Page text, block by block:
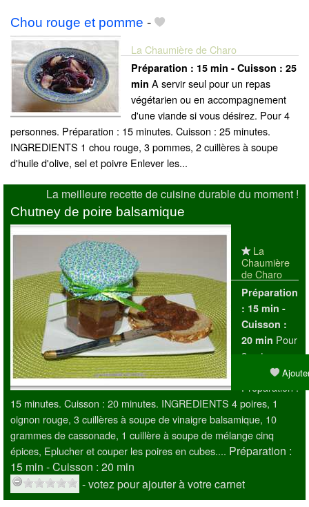
Chou rouge et pomme -
La Chaumière de Charo
Préparation : 15 min - Cuisson : 25
min A servir seul pour un repas
végétarien ou en accompagnement
d'une viande si vous désirez. Pour 4
personnes. Préparation : 15 minutes. Cuisson : 25 minutes.
INGREDIENTS 1 chou rouge, 3 pommes, 2 cuillères à soupe
d'huile d'olive, sel et poivre Enlever les...
La meilleure recette de cuisine durable du moment !
Chutney de poire balsamique
La
Chaumière
de Charo
Préparation
: 15 min -
Cuisson :
20 min Pour
2 pots
moyens
Préparation :
15 minutes. Cuisson : 20 minutes. INGREDIENTS 4 poires, 1
oignon rouge, 3 cuillères à soupe de vinaigre balsamique, 10
grammes de cassonade, 1 cuillère à soupe de mélange cinq
épices, Eplucher et couper les poires en cubes.... Préparation :
15 min - Cuisson : 20 min
- votez pour ajouter à votre carnet